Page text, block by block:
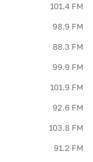
101.4 FM
98.9 FM
88.3 FM
99.9 FM
101.9 FM
92.6 FM
103.8 FM
91.2 FM